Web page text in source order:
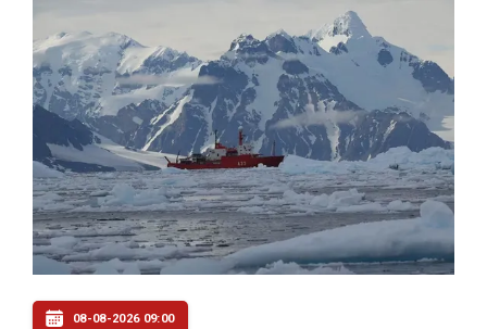
08-08-2026 09:00